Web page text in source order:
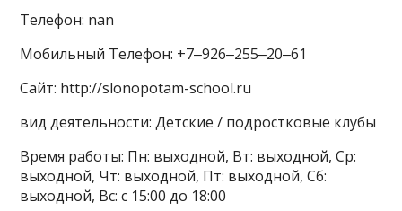
Телефон: nan
Мобильный Телефон: +7‒926‒255‒20‒61
Сайт: http://slonopotam-school.ru
вид деятельности: Детские / подростковые клубы
Время работы: Пн: выходной, Вт: выходной, Ср:
выходной, Чт: выходной, Пт: выходной, Сб:
выходной, Вс: с 15:00 до 18:00